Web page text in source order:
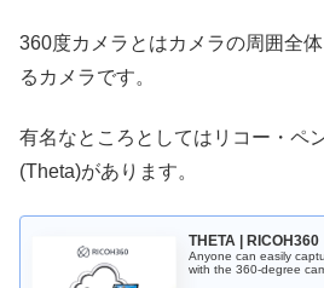
360度カメラとはカメラの周囲全
るカメラです。
有名なところとしてはリコー・ペ
(Theta)があります。
THETA | RICOH360
Anyone can easily
with the 360-degree